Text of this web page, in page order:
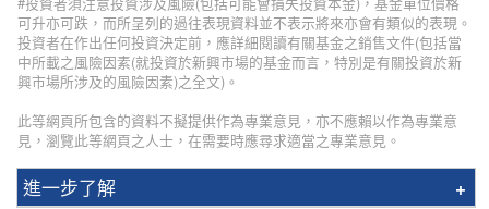
可升亦可跌，而所呈列的過往表現資料並不表示將來亦會有類似的表現。
投資者在作出任何投資決定前，應詳細閱讀有關基金之銷售文件(包括當
中所載之風險因素(就投資於新興市場的基金而言，特別是有關投資於新
興市場所涉及的風險因素)之全文)。
此等網頁所包含的資料不擬提供作為專業意見，亦不應賴以作為專業意
見，瀏覽此等網頁之人士，在需要時應尋求適當之專業意見。
進一步了解